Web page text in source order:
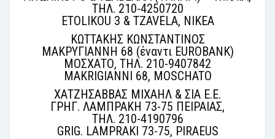
ΤΗΛ. 210-4250720
ETOLIKOU 3 & TZAVELA, NIKEA
ΚΩΤΤΑΚΗΣ ΚΩΝΣΤΑΝΤΙΝΟΣ
ΜΑΚΡΥΓΙΑΝΝΗ 68 (έναντι EUROBANK)
ΜΟΣΧΑΤΟ, ΤΗΛ. 210-9407842
MAKRIGIANNI 68, MOSCHATO
ΧΑΤΖΗΣΑΒΒΑΣ ΜΙΧΑΗΛ & ΣΙΑ Ε.Ε.
ΓΡΗΓ. ΛΑΜΠΡΑΚΗ 73-75 ΠΕΙΡΑΙΑΣ,
ΤΗΛ. 210-4190796
GRIG. LAMPRAKI 73-75, PIRAEUS